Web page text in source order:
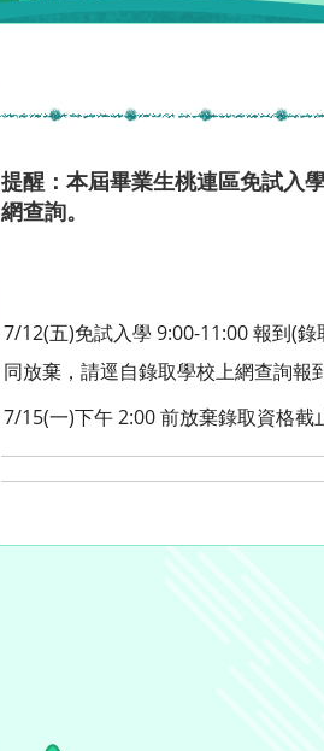
提醒：本屆畢業生桃連區免試入
網查詢。
7/12(五)免試入學 9:00-11:00 報到(
同放棄，請逕自錄取學校上網查詢報
7/15(一)下午 2:00 前放棄錄取資格截